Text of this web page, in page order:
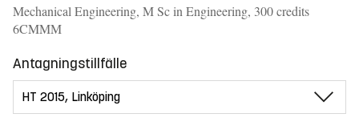
Mechanical Engineering, M Sc in Engineering, 300 credits
6CMMM
Antagningstillfälle